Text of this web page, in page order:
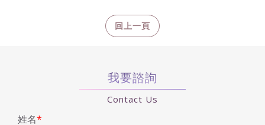
我要諮詢
Contact Us
姓名*